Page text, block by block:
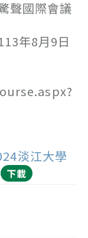
國際會議
年8月9日
淡江大學
下載